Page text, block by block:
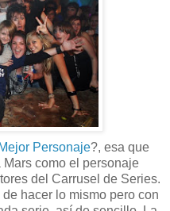
Personaje?, esa que
como el personaje
del Carrusel de Series.
hacer lo mismo pero con